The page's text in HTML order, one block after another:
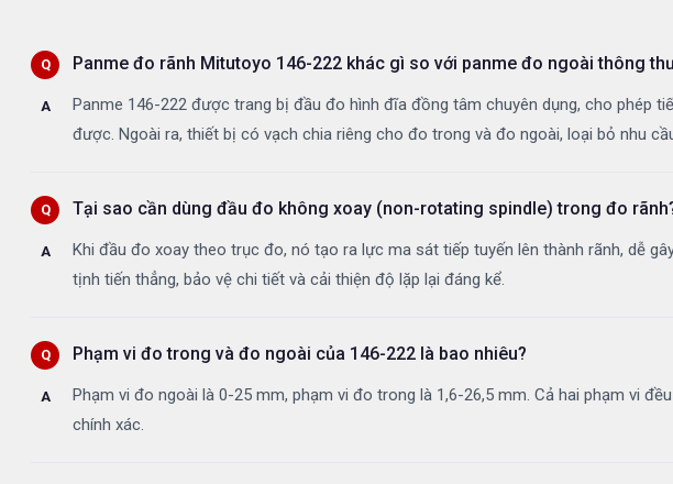
Panme đo rãnh Mitutoyo 146-222 khác gì so với panme đo ngoài thông
Panme 146-222 được trang bị đầu đo hình đĩa đồng tâm chuyên dụng, cho phép
được. Ngoài ra, thiết bị có vạch chia riêng cho đo trong và đo ngoài, loại bỏ nhu
Tại sao cần dùng đầu đo không xoay (non-rotating spindle) trong đo
Khi đầu đo xoay theo trục đo, nó tạo ra lực ma sát tiếp tuyến lên thành rãnh, dễ
tịnh tiến thẳng, bảo vệ chi tiết và cải thiện độ lặp lại đáng kể.
Phạm vi đo trong và đo ngoài của 146-222 là bao nhiêu?
Phạm vi đo ngoài là 0-25 mm, phạm vi đo trong là 1,6-26,5 mm. Cả hai phạm vi
chính xác.